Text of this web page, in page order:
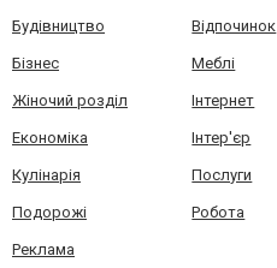
Будівництво Відпочинок
Бізнес Меблі
Жіночий розділ Інтернет
Економіка Інтер'єр
Кулінарія Послуги
Подорожі Робота
Реклама